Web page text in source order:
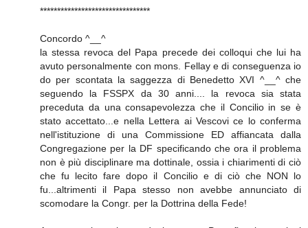
********************************
Concordo ^__^
la stessa revoca del Papa precede dei colloqui che lui ha
avuto personalmente con mons. Fellay e di conseguenza io
do per scontata la saggezza di Benedetto XVI ^__^ che
seguendo la FSSPX da 30 anni.... la revoca sia stata
preceduta da una consapevolezza che il Concilio in se è
stato accettato...e nella Lettera ai Vescovi ce lo conferma
nell'istituzione di una Commissione ED affiancata dalla
Congregazione per la DF specificando che ora il problema
non è più disciplinare ma dottinale, ossia i chiarimenti di ciò
che fu lecito fare dopo il Concilio e di ciò che NON lo
fu...altrimenti il Papa stesso non avebbe annunciato di
scomodare la Congr. per la Dottrina della Fede!